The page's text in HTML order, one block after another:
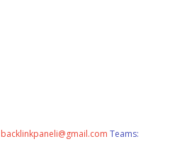
backlinkpaneli@gmail.com Teams: